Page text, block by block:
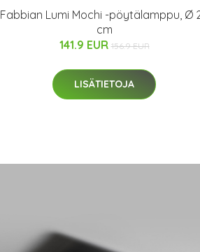
Fabbian Lumi Mochi -pöytälamppu, Ø
cm
141.9 EUR 156.9 EUR
LISÄTIETOJA